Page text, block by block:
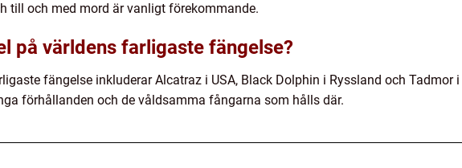
till och med mord är vanligt förekommande.
på världens farligaste fängelse?
fängelse inkluderar Alcatraz i USA, Black Dolphin i Ryssland och Tadmor i
förhållanden och de våldsamma fångarna som hålls där.